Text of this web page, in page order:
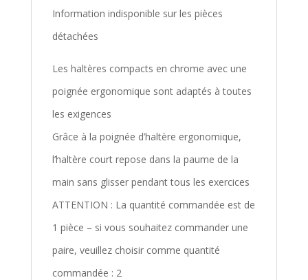
Information indisponible sur les pièces
détachées
Les haltères compacts en chrome avec une
poignée ergonomique sont adaptés à toutes
les exigences
Grâce à la poignée d’haltère ergonomique,
l’haltère court repose dans la paume de la
main sans glisser pendant tous les exercices
ATTENTION : La quantité commandée est de
1 pièce – si vous souhaitez commander une
paire, veuillez choisir comme quantité
commandée : 2